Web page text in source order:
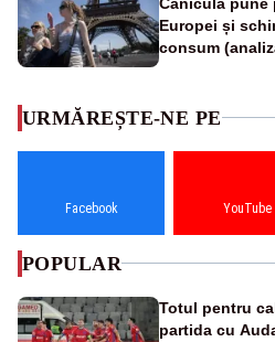
Europei și
consum
URMĂREȘTE-NE PE
Facebook YouTube
POPULAR
Totul pentru
partida cu